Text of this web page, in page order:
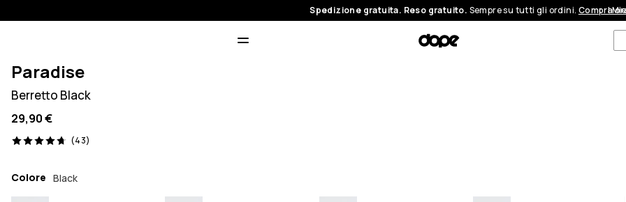
Spedizione gratuita. Reso gratuito. Sempre su tutti gli ordini. Compra
I
Paradise
Berretto Black
29,90 €
(43)
43 recensioni, 4.7/5
Colore Black